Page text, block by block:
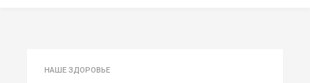
НАШЕ ЗДОРОВЬЕ